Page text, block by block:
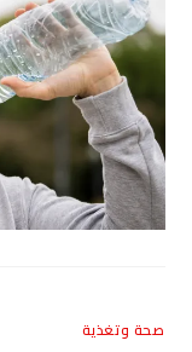
صحة وتغذية